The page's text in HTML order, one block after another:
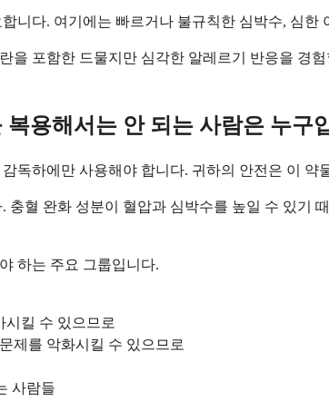
니다. 여기에는 빠르거나 불규칙한 심박수, 심
을 포함한 드물지만 심각한 알레르기 반응을 경
용해서는 안 되는 사람은 누구
독하에만 사용해야 합니다. 귀하의 안전은 이
혈 완화 성분이 혈압과 심박수를 높일 수 있기
하는 주요 그룹입니다.
시킬 수 있으므로
제를 악화시킬 수 있으므로
사람들